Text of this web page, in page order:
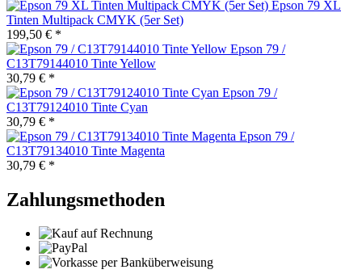
Epson 79 XL
Tinten Multipack CMYK (5er Set)
199,50 € *
Epson 79 /
C13T79144010 Tinte Yellow
30,79 € *
Epson 79 /
C13T79124010 Tinte Cyan
30,79 € *
Epson 79 /
C13T79134010 Tinte Magenta
30,79 € *
Zahlungsmethoden